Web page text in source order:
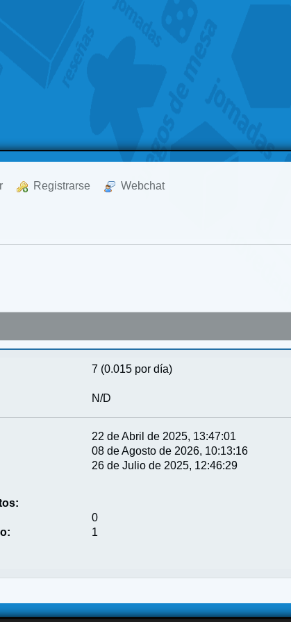
Registrarse Webchat
7 (0.015 por día)
N/D
22 de Abril de 2025, 13:47:01
08 de Agosto de 2026, 10:13:16
26 de Julio de 2025, 12:46:29
0
1